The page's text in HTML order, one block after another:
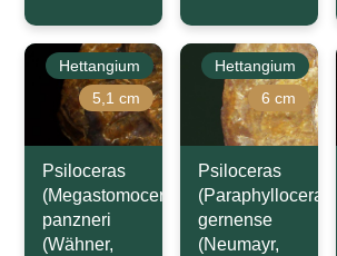
Hettangium
5,1 cm
Psiloceras
(Megastomoceras)
panzneri
(Wähner,
Hettangium
6 cm
Psiloceras
(Paraphylloceras)
gernense
(Neumayr,